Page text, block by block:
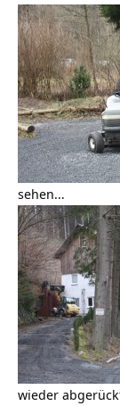
sehen…
wieder